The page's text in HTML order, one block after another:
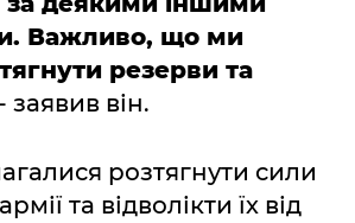
Важливо, що ми
резерви та
- заявив він.
розтягнути сили
та відволікти їх від